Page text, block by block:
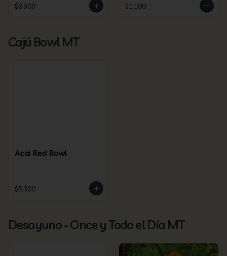
$9.900 $1.100
Cajú Bowl MT
Acai Red Bowl
$5.300
Desayuno - Once y Todo el Día MT